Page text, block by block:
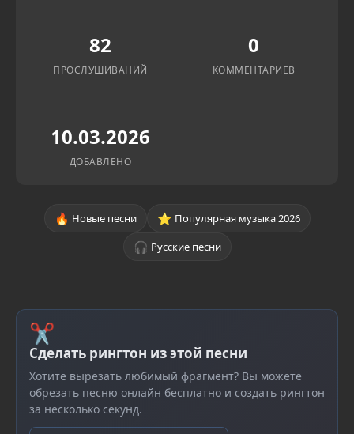
82
ПРОСЛУШИВАНИЙ
0
КОММЕНТАРИЕВ
10.03.2026
ДОБАВЛЕНО
🔥 Новые песни ⭐ Популярная музыка 2026
🎧 Русские песни
✂
Сделать рингтон из этой песни
Хотите вырезать любимый фрагмент? Вы можете
обрезать песню онлайн бесплатно и создать рингтон
за несколько секунд.